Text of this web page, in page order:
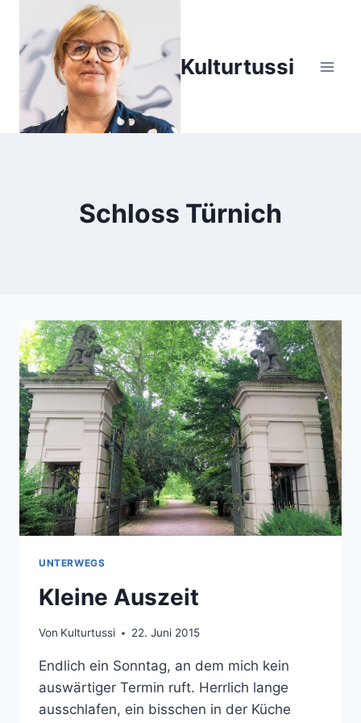
Inhalt
springen
Kulturtussi
Schloss Türnich
UNTERWEGS
Kleine Auszeit
Von Kulturtussi 22. Juni 2015
Endlich ein Sonntag, an dem mich kein
auswärtiger Termin ruft. Herrlich lange
ausschlafen, ein bisschen in der Küche